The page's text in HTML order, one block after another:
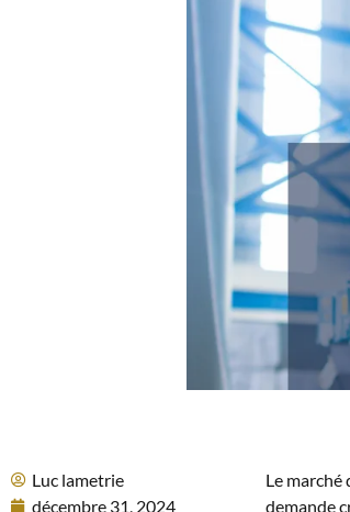
Luc lametrie
décembre 31, 2024
Le
demande